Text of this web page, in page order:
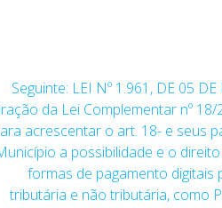
Seguinte: Post
seguinte:
LEI Nº 1.961, DE 05
da Lei Complementar nº
acrescentar o art. 18- e seus
a possibilidade e o
formas de pagamento
tributária e não tributária, como